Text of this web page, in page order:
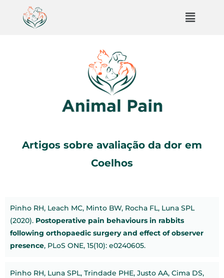
Artigos sobre avaliação da dor em
Coelhos
Pinho RH, Leach MC, Minto BW, Rocha FL, Luna SPL
(2020). Postoperative pain behaviours in rabbits
following orthopaedic surgery and effect of observer
presence, PLoS ONE, 15(10): e0240605.
Pinho RH, Luna SPL, Trindade PHE, Justo AA, Cima DS,